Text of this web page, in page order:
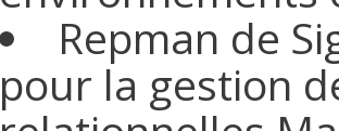
Repman de
pour la gestion